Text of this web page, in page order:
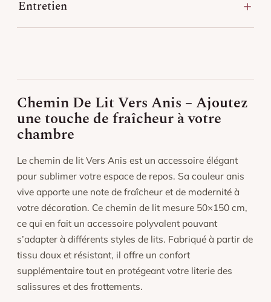
Entretien
Éviter l’exposition prolongée au soleil pour préserver
l’éclat des couleurs.
Chemin De Lit Vers Anis – Ajoutez
une touche de fraîcheur à votre
chambre
Le chemin de lit Vers Anis est un accessoire élégant
pour sublimer votre espace de repos. Sa couleur anis
vive apporte une note de fraîcheur et de modernité à
votre décoration. Ce chemin de lit mesure 50×150 cm,
ce qui en fait un accessoire polyvalent pouvant
s’adapter à différents styles de lits. Fabriqué à partir de
tissu doux et résistant, il offre un confort
supplémentaire tout en protégeant votre literie des
salissures et des frottements.